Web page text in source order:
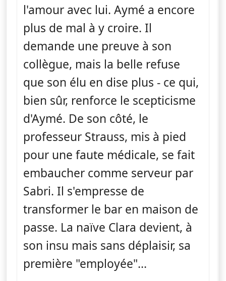
l'amour avec lui. Aymé a encore
plus de mal à y croire. Il
demande une preuve à son
collègue, mais la belle refuse
que son élu en dise plus - ce qui,
bien sûr, renforce le scepticisme
d'Aymé. De son côté, le
professeur Strauss, mis à pied
pour une faute médicale, se fait
embaucher comme serveur par
Sabri. Il s'empresse de
transformer le bar en maison de
passe. La naïve Clara devient, à
son insu mais sans déplaisir, sa
première "employée"...